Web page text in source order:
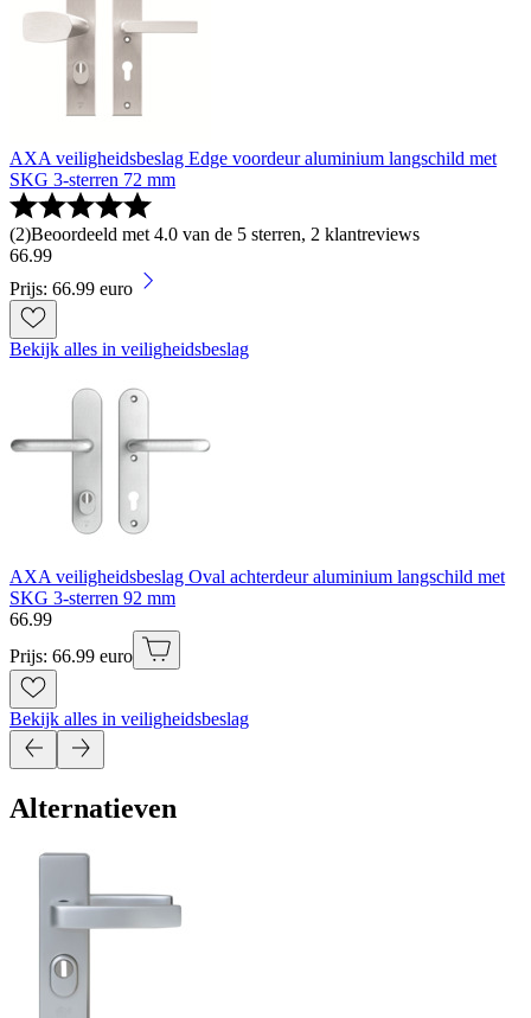
AXA veiligheidsbeslag Edge voordeur aluminium langschild met
SKG 3-sterren 72 mm
(2)Beoordeeld met 4.0 van de 5 sterren, 2 klantreviews
66.99
Prijs: 66.99 euro
Bekijk alles in veiligheidsbeslag
AXA veiligheidsbeslag Oval achterdeur aluminium langschild met
SKG 3-sterren 92 mm
66.99
Prijs: 66.99 euro
Bekijk alles in veiligheidsbeslag
Alternatieven